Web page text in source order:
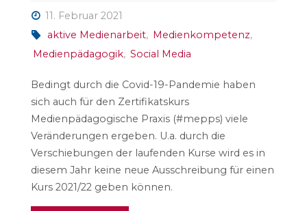
11. Februar 2021
aktive Medienarbeit, Medienkompetenz,
Medienpädagogik, Social Media
Bedingt durch die Covid-19-Pandemie haben
sich auch für den Zertifikatskurs
Medienpädagogische Praxis (#mepps) viele
Veränderungen ergeben. U.a. durch die
Verschiebungen der laufenden Kurse wird es in
diesem Jahr keine neue Ausschreibung für einen
Kurs 2021/22 geben können.